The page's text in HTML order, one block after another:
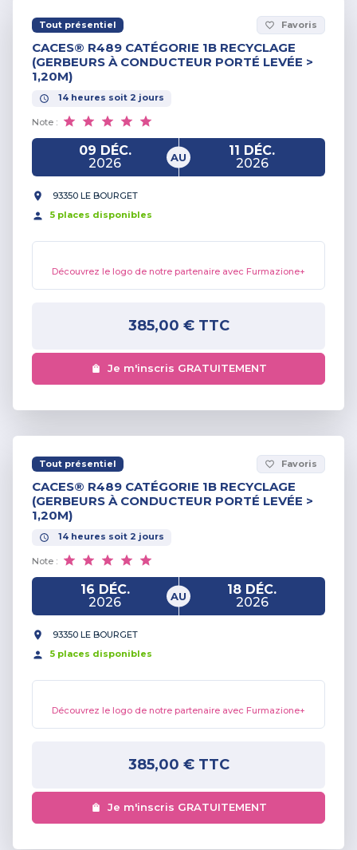
Tout présentiel favorite_border Favoris
CACES® R489 CATÉGORIE 1B RECYCLAGE
(GERBEURS À CONDUCTEUR PORTÉ LEVÉE >
1,20M)
14 heures soit 2 jours
Note :
09 DÉC.
2026
AU
11 DÉC.
2026
93350 LE BOURGET
5 places disponibles
Découvrez le logo de notre partenaire avec Furmazione+
385,00 €TTC
Je m'inscris GRATUITEMENT
Tout présentiel favorite_border Favoris
CACES® R489 CATÉGORIE 1B RECYCLAGE
(GERBEURS À CONDUCTEUR PORTÉ LEVÉE >
1,20M)
14 heures soit 2 jours
Note :
16 DÉC.
2026
AU
18 DÉC.
2026
93350 LE BOURGET
5 places disponibles
Découvrez le logo de notre partenaire avec Furmazione+
385,00 €TTC
Je m'inscris GRATUITEMENT